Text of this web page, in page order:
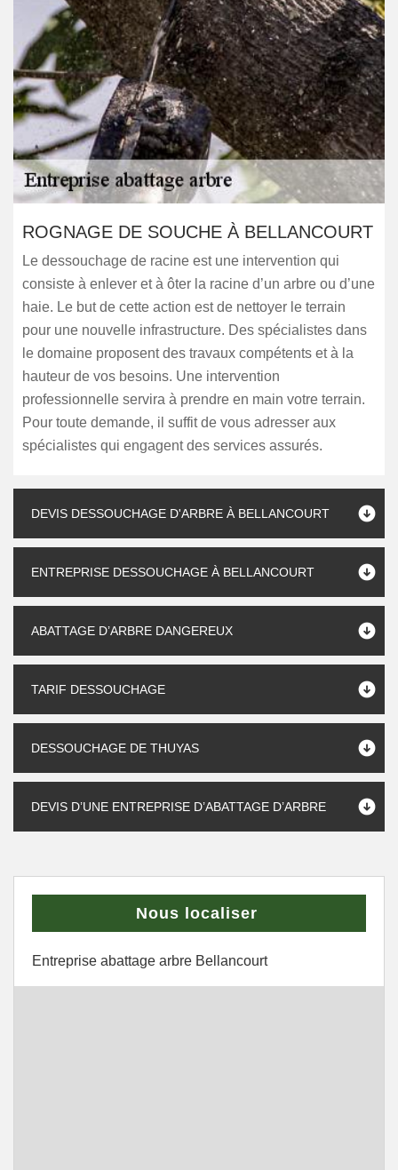
ROGNAGE DE SOUCHE À BELLANCOURT
Le dessouchage de racine est une intervention qui
consiste à enlever et à ôter la racine d’un arbre ou d’une
haie. Le but de cette action est de nettoyer le terrain
pour une nouvelle infrastructure. Des spécialistes dans
le domaine proposent des travaux compétents et à la
hauteur de vos besoins. Une intervention
professionnelle servira à prendre en main votre terrain.
Pour toute demande, il suffit de vous adresser aux
spécialistes qui engagent des services assurés.
DEVIS DESSOUCHAGE D'ARBRE À BELLANCOURT
ENTREPRISE DESSOUCHAGE À BELLANCOURT
ABATTAGE D’ARBRE DANGEREUX
TARIF DESSOUCHAGE
DESSOUCHAGE DE THUYAS
DEVIS D’UNE ENTREPRISE D’ABATTAGE D’ARBRE
Nous localiser
Entreprise abattage arbre Bellancourt